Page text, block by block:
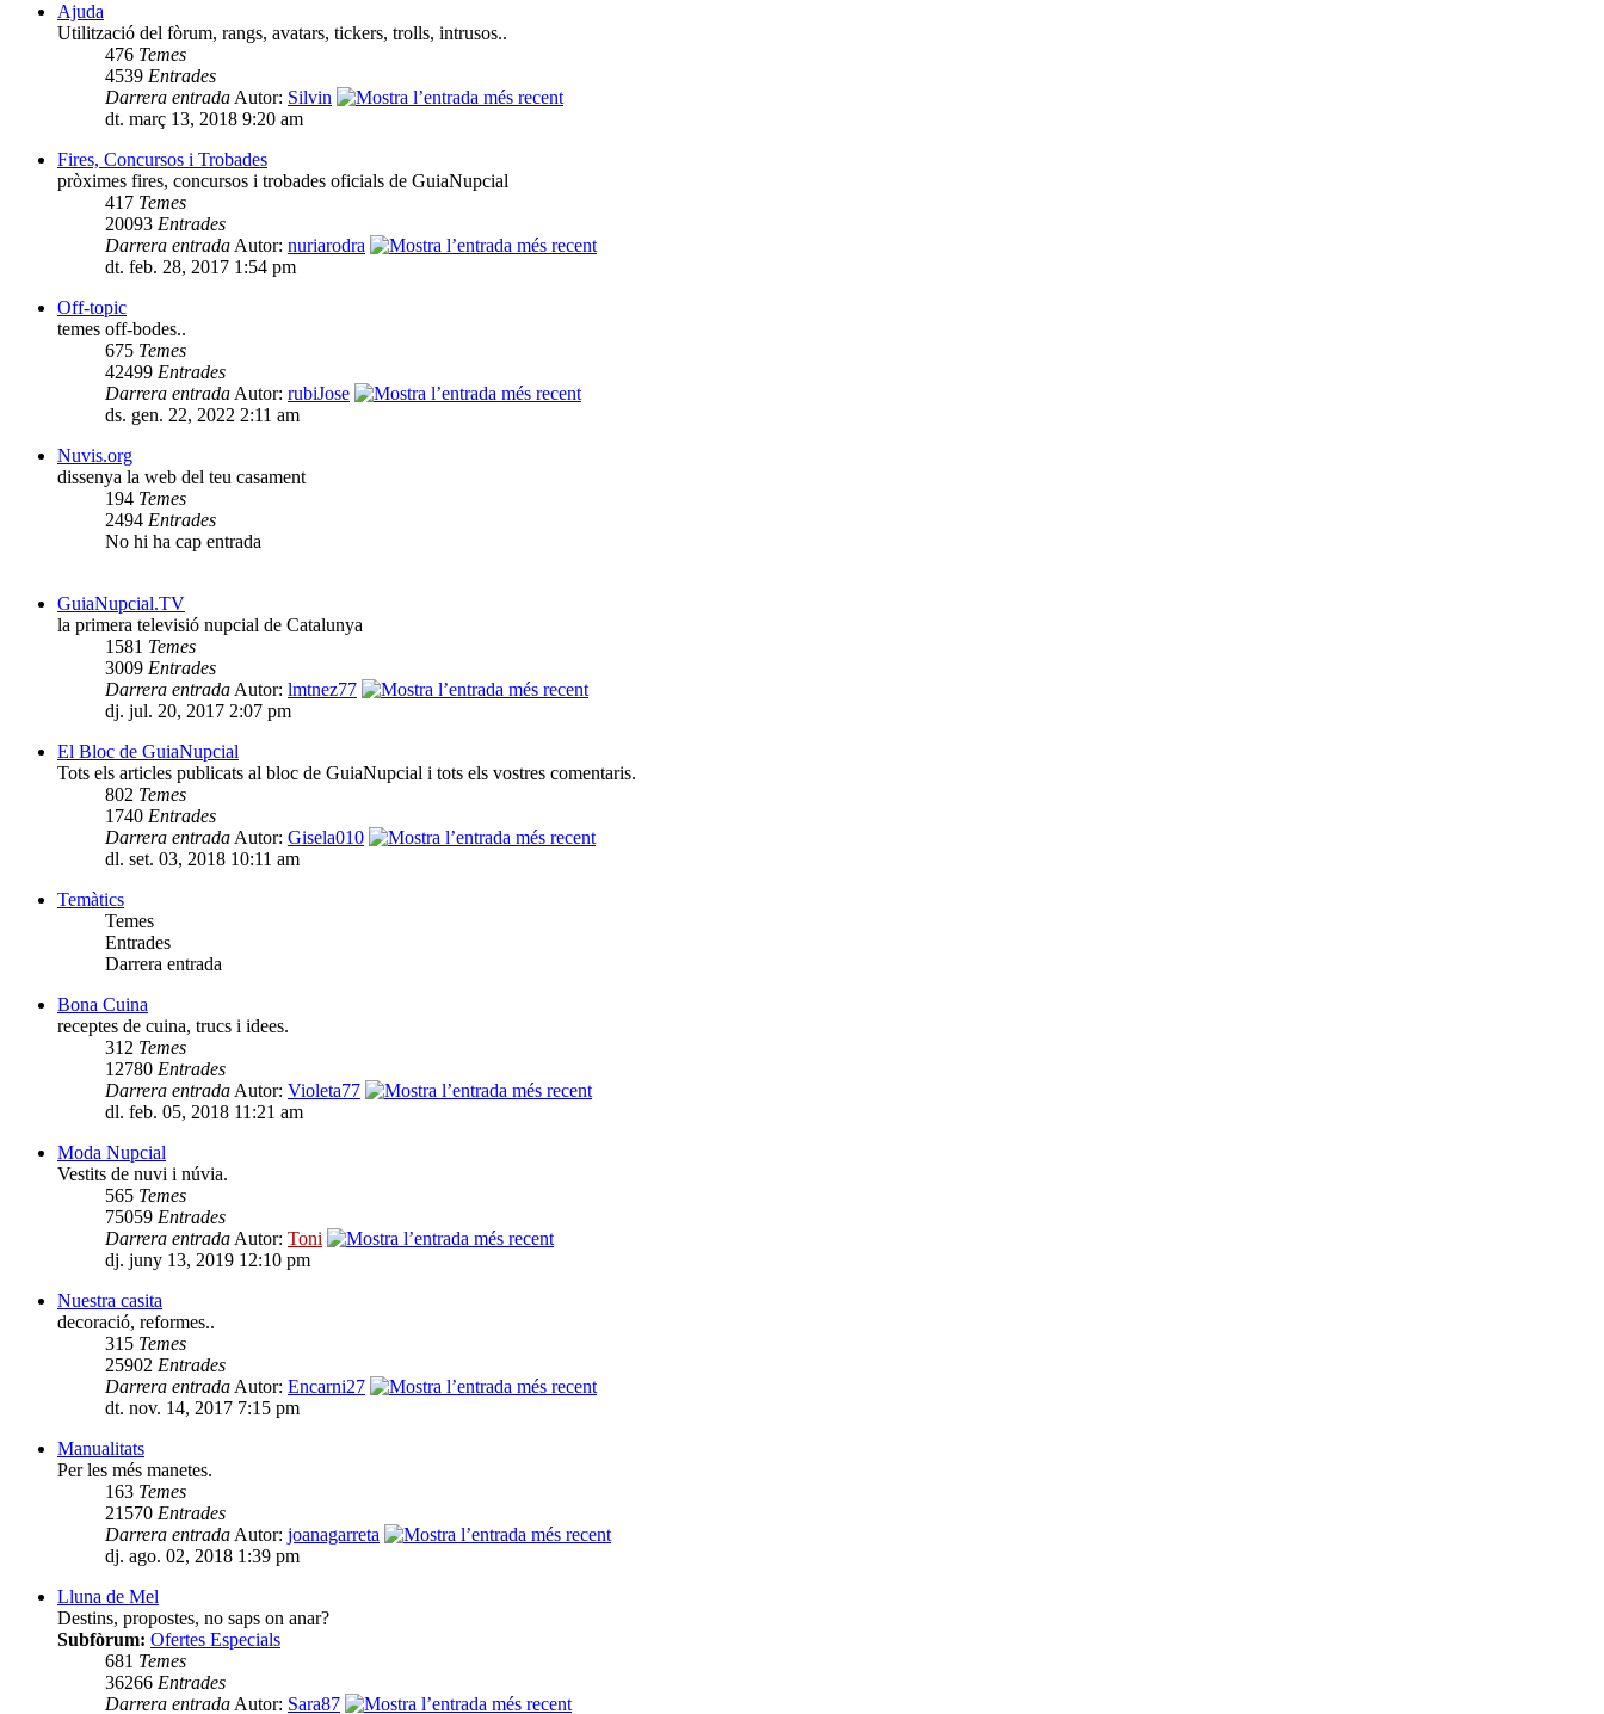
Ajuda
Utilització del fòrum, rangs, avatars, tickers, trolls, intrusos..
476 Temes
4539 Entrades
Darrera entrada Autor: Silvin
dt. març 13, 2018 9:20 am
Fires, Concursos i Trobades
pròximes fires, concursos i trobades oficials de GuiaNupcial
417 Temes
20093 Entrades
Darrera entrada Autor: nuriarodra
dt. feb. 28, 2017 1:54 pm
Off-topic
temes off-bodes..
675 Temes
42499 Entrades
Darrera entrada Autor: rubiJose
ds. gen. 22, 2022 2:11 am
Nuvis.org
dissenya la web del teu casament
194 Temes
2494 Entrades
No hi ha cap entrada
GuiaNupcial.TV
la primera televisió nupcial de Catalunya
1581 Temes
3009 Entrades
Darrera entrada Autor: lmtnez77
dj. jul. 20, 2017 2:07 pm
El Bloc de GuiaNupcial
Tots els articles publicats al bloc de GuiaNupcial i tots els vostres comentaris.
802 Temes
1740 Entrades
Darrera entrada Autor: Gisela010
dl. set. 03, 2018 10:11 am
Temàtics
Temes
Entrades
Darrera entrada
Bona Cuina
receptes de cuina, trucs i idees.
312 Temes
12780 Entrades
Darrera entrada Autor: Violeta77
dl. feb. 05, 2018 11:21 am
Moda Nupcial
Vestits de nuvi i núvia.
565 Temes
75059 Entrades
Darrera entrada Autor: Toni
dj. juny 13, 2019 12:10 pm
Nuestra casita
decoració, reformes..
315 Temes
25902 Entrades
Darrera entrada Autor: Encarni27
dt. nov. 14, 2017 7:15 pm
Manualitats
Per les més manetes.
163 Temes
21570 Entrades
Darrera entrada Autor: joanagarreta
dj. ago. 02, 2018 1:39 pm
Lluna de Mel
Destins, propostes, no saps on anar?
Subfòrum: Ofertes Especials
681 Temes
36266 Entrades
Darrera entrada Autor: Sara87